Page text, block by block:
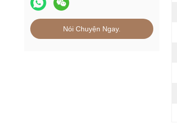
Nói Chuyện Ngay.